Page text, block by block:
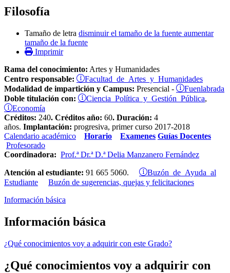
Filosofía
Tamaño de letra disminuir el tamaño de la fuente aumentar
tamaño de la fuente
Imprimir
Rama del conocimiento: Artes y Humanidades
Centro responsable:
Facultad de Artes y Humanidades
Modalidad de impartición y Campus: Presencial - Fuenlabrada
Doble titulación con: Ciencia Política y Gestión Pública,
Economía
Créditos: 240. Créditos año: 60. Duración: 4
años. Implantación: progresiva, primer curso 2017-2018
Calendario académico
Horario Examenes Guías Docentes
Profesorado
Coordinadora: Prof.ª Dr.ª D.ª Delia Manzanero Fernández
Atención al estudiante: 91 665 5060.
Buzón de Ayuda al
Estudiante
Buzón de sugerencias, quejas y felicitaciones
Información básica
Información básica
¿Qué conocimientos voy a adquirir con este Grado?
¿Qué conocimientos voy a adquirir con